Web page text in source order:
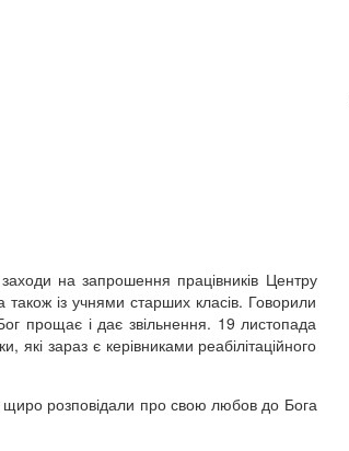
на запрошення працівників Центру
також із учнями старших класів. Говорили
прощає і дає звільнення. 19 листопада
зараз є керівниками реабілітаційного
щиро розповідали про свою любов до Бога